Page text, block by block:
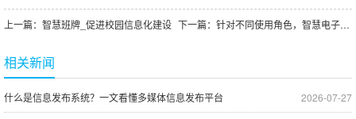
上一篇： 智慧班牌_促进校园信息化建设 下一篇： 针对不同使用角色，智慧电子班牌都有着哪些功能？
相关新闻
2026-07-27
什么是信息发布系统？一文看懂多媒体信息发布平台